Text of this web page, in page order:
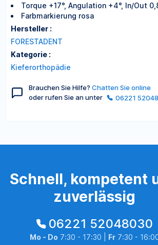
Torque +17°, Angulation +4°, In/Out
Farbmarkierung rosa
Hersteller :
FORESTADENT
Kategorie :
Kieferorthopädie
Brauchen Sie Hilfe? Chatten Sie online
oder rufen Sie an unter
06221
Schnell, kompetent
zuverlässig
06221 52048030
Mo - Do 7:30 - 17:30 | Fr7:30 -